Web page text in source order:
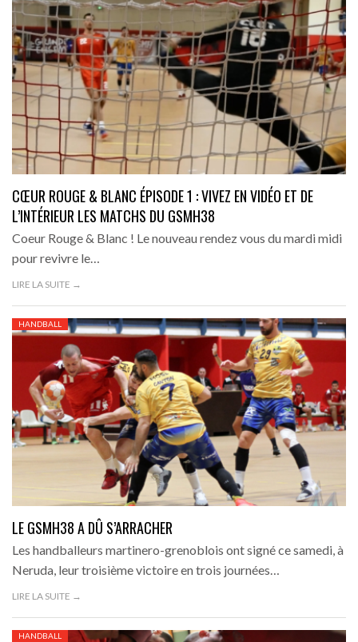
CŒUR ROUGE & BLANC ÉPISODE 1 : VIVEZ EN VIDÉO ET DE
L’INTÉRIEUR LES MATCHS DU GSMH38
Coeur Rouge & Blanc ! Le nouveau rendez vous du mardi midi
pour revivre le…
LIRE LA SUITE →
HANDBALL
LE GSMH38 A DÛ S’ARRACHER
Les handballeurs martinero-grenoblois ont signé ce samedi, à
Neruda, leur troisième victoire en trois journées…
LIRE LA SUITE →
HANDBALL